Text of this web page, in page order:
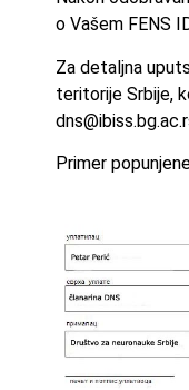
o Vašem FENS
Za detaljna
teritorije Srbije,
Primer